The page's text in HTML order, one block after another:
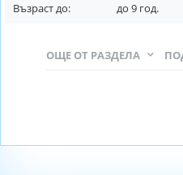
Възраст до: до 9 год.
ОЩЕ ОТ РАЗДЕЛА